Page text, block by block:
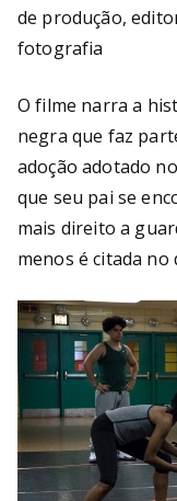
de produção,
fotografia
O filme narra a
negra que faz
adoção adotado
que seu pai se
mais direito a
menos é citada